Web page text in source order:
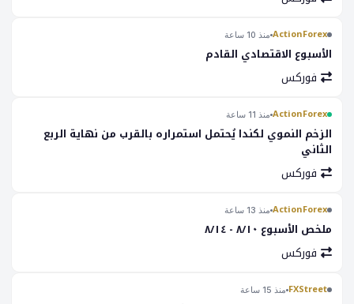
ActionForex منذ 10 ساعة
الأسبوع الاقتصادي القادم
فوركس
ActionForex منذ 11 ساعة
الزخم النموي لكندا يُحتمل استمراره بالقرب من نهاية الربع
الثاني
فوركس
ActionForex منذ 13 ساعة
ملخص الأسبوع ٨/١٠ - ٨/١٤
فوركس
FXStreet منذ 15 ساعة